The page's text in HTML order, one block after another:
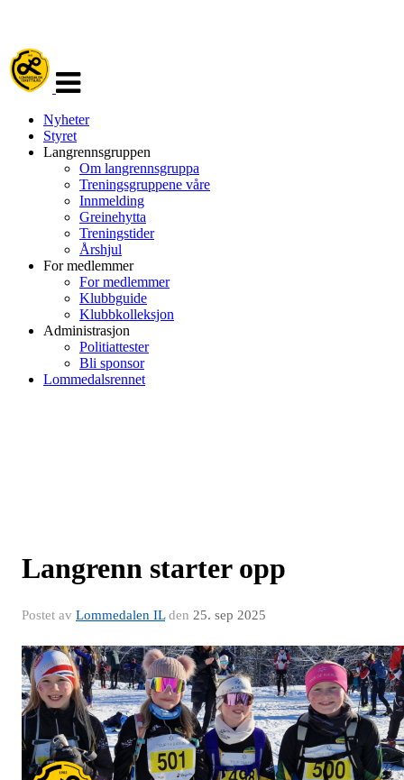
navigasjon
Nyheter
Styret
Langrennsgruppen
Om langrennsgruppa
Treningsgruppene våre
Innmelding
Greinehytta
Treningstider
Årshjul
For medlemmer
For medlemmer
Klubbguide
Klubbkolleksjon
Administrasjon
Politiattester
Bli sponsor
Lommedalsrennet
Langrenn starter opp
Postet av Lommedalen ILden 25. sep 2025